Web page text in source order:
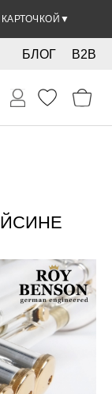
▼
B2B
БЛОГ